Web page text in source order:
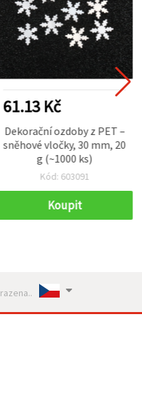
61.13 Kč
Dekorační ozdoby z PET –
sněhové vločky, 30 mm, 20
g (~1000 ks)
Kód: 603091
Koupit